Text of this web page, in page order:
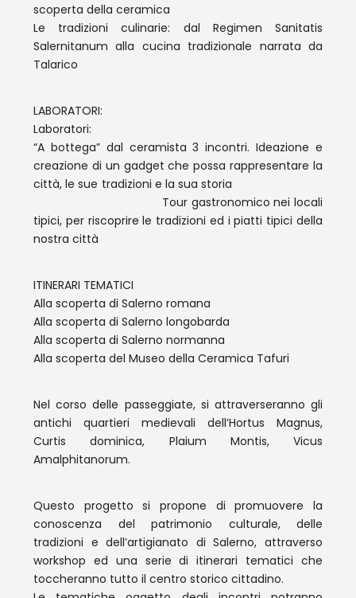
scoperta della ceramica
Le tradizioni culinarie: dal Regimen Sanitatis
Salernitanum alla cucina tradizionale narrata da
Talarico
LABORATORI:
Laboratori:
“A bottega” dal ceramista 3 incontri. Ideazione e
creazione di un gadget che possa rappresentare la
città, le sue tradizioni e la sua storia
Tour gastronomico nei locali
tipici, per riscoprire le tradizioni ed i piatti tipici della
nostra città
ITINERARI TEMATICI
Alla scoperta di Salerno romana
Alla scoperta di Salerno longobarda
Alla scoperta di Salerno normanna
Alla scoperta del Museo della Ceramica Tafuri
Nel corso delle passeggiate, si attraverseranno gli
antichi quartieri medievali dell’Hortus Magnus,
Curtis dominica, Plaium Montis, Vicus
Amalphitanorum.
Questo progetto si propone di promuovere la
conoscenza del patrimonio culturale, delle
tradizioni e dell’artigianato di Salerno, attraverso
workshop ed una serie di itinerari tematici che
toccheranno tutto il centro storico cittadino.